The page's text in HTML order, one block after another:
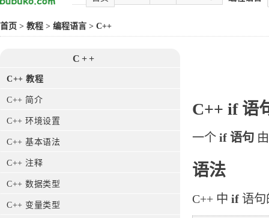
首页 > 教程 > 编程语言 > C++
C++
C++ 教程
C++ 简介
C++ 环境设置
C++ 基本语法
C++ 注释
C++ 数据类型
C++ 变量类型
C++ if 语
一个 if 语句
语法
C++ 中 if 语